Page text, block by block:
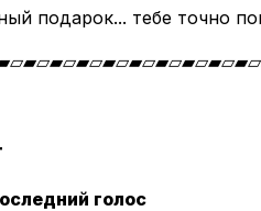
подарок... тебе точно
голос